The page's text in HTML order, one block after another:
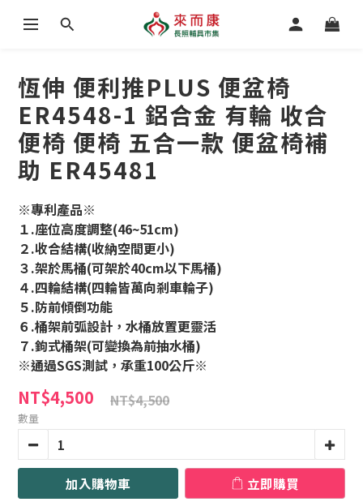
恆伸 便利推PLUS 便盆椅
ER4548-1 鋁合金 有輪 收合
便椅 便椅 五合一款 便盆椅補
助 ER45481
※專利產品※
１.座位高度調整(46~51cm)
２.收合結構(收納空間更小)
３.架於馬桶(可架於40cm以下馬桶)
４.四輪結構(四輪皆萬向剎車輪子)
５.防前傾倒功能
６.桶架前弧設計，水桶放置更靈活
７.鉤式桶架(可變換為前抽水桶)
※通過SGS測試，承重100公斤※
NT$4,500 NT$4,500
數量
加入購物車 立即購買